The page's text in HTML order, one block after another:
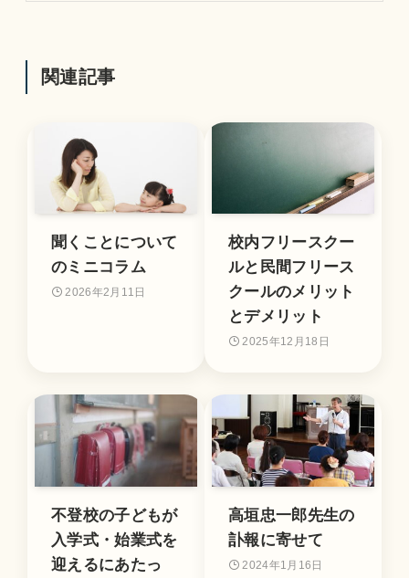
関連記事
聞くことについて
のミニコラム
2026年2月11日
校内フリースクー
ルと民間フリース
クールのメリット
とデメリット
2025年12月18日
不登校の子どもが
入学式・始業式を
迎えるにあたっ
高垣忠一郎先生の
訃報に寄せて
2024年1月16日